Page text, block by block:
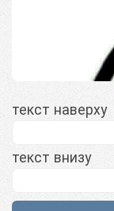
текст наверху
текст внизу